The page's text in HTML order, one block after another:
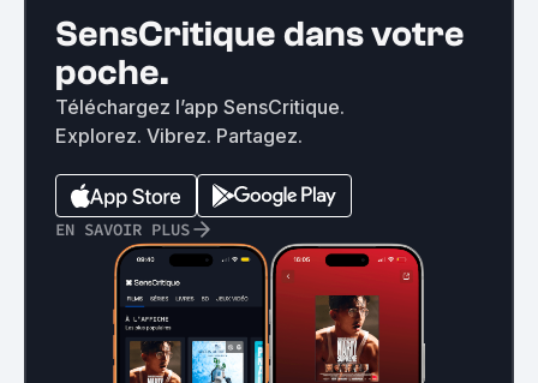
SensCritique dans votre
poche.
Téléchargez l’app SensCritique.
Explorez. Vibrez. Partagez.
EN SAVOIR PLUS